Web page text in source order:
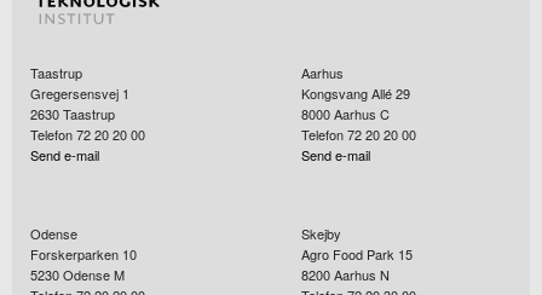
Taastrup
Gregersensvej 1
2630Taastrup
Telefon 72 20 20 00
Send e-mail
Aarhus
Kongsvang Allé 29
8000Aarhus C
Telefon 72 20 20 00
Send e-mail
Odense
Forskerparken 10
5230Odense M
Skejby
Agro Food Park 15
8200Aarhus N